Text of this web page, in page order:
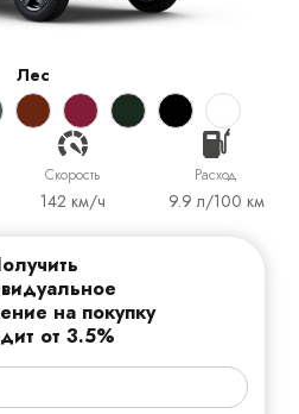
Cкорость
142 км/ч
Расход
9.9 л/100 км
Лес
на покупку
от 3.5%